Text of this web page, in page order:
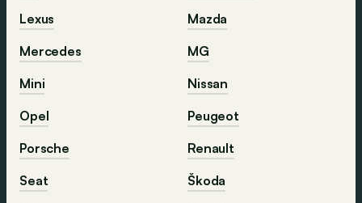
Lexus
Mazda
Mercedes
MG
Mini
Nissan
Opel
Peugeot
Porsche
Renault
Seat
Škoda